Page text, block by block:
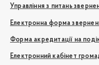
Управління з питань
Електронна форма
Форма акредитації на
Електронний кабінет